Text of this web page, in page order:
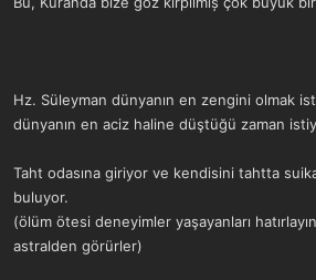
Hz. Süleyman dünyanın en zengini olmak
dünyanın en aciz haline düştüğü zaman
Taht odasına giriyor ve kendisini tahtta
buluyor.
(ölüm ötesi deneyimler yaşayanları
astralden görürler)